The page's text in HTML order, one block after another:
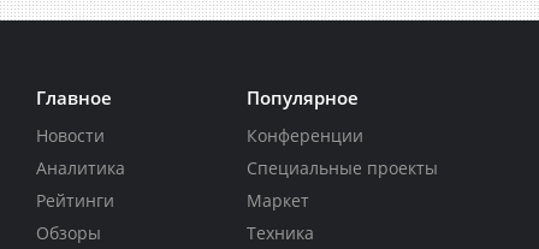
Главное
Новости
Аналитика
Рейтинги
Обзоры
Популярное
Конференции
Специальные проекты
Маркет
Техника